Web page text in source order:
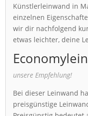
Künstlerleinwand in
einzelnen
wir dir nachfolgend
etwas leichter, deine
unsere Empfehlung!
Bei dieser Leinwand
preisgünstige